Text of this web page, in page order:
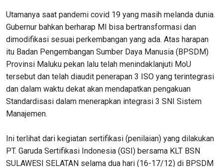
Utamanya saat pandemi covid 19 yang masih melanda dunia.
Gubernur bahkan berharap MI bisa bertransformasi dan
dimodifikasi sesuai perkembangan yang ada. Atas harapan
itu Badan Pengembangan Sumber Daya Manusia (BPSDM)
Provinsi Maluku pekan lalu telah menindaklanjuti MoU
tersebut dan telah diaudit penerapan 3 ISO yang terintegrasi
dan dalam waktu dekat akan mendapatkan pengakuan
Standardisasi dalam menerapkan integrasi 3 SNI Sistem
Manajemen.
Ini terlihat dari kegiatan sertifikasi (penilaian) yang dilakukan
PT. Garuda Sertifikasi Indonesia (GSI) bersama KLT BSN
SULAWESI SELATAN selama dua hari (16-17/12) di BPSDM